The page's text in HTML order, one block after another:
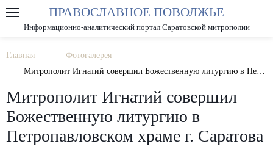
РАЗМЕР ШРИФТА А А
ПРАВОСЛАВНОЕ ПОВОЛЖЬЕ
Информационно-аналитический портал Саратовской митрополии
Главная
Фотогалерея
Митрополит Игнатий совершил Божественную литургию в Петропавловском храме г. Саратова
Митрополит Игнатий совершил
Божественную литургию в
Петропавловском храме г. Саратова